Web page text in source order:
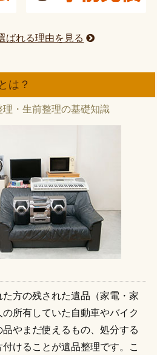
ばれる理由を見る
は？
・生前整理の基礎知識
方の残された遺品（家電・家
所有していた自動車やバイク
やまだ使えるもの、処分する
けることが遺品整理です。こ